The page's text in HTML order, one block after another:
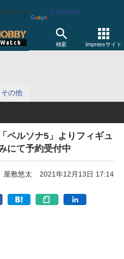
by Translate
検索 Impressサイト
その他
ペルソナ5」よりフィギュ
にて予約受付中
屋敷悠太 2021年12月13日 17:14